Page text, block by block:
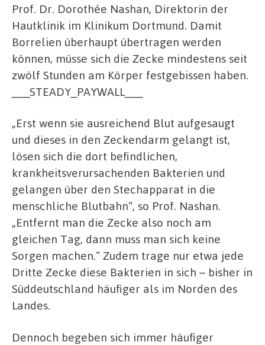
Prof. Dr. Dorothée Nashan, Direktorin der
Hautklinik im Klinikum Dortmund. Damit
Borrelien überhaupt übertragen werden
können, müsse sich die Zecke mindestens seit
zwölf Stunden am Körper festgebissen haben.
___STEADY_PAYWALL___
„Erst wenn sie ausreichend Blut aufgesaugt
und dieses in den Zeckendarm gelangt ist,
lösen sich die dort befindlichen,
krankheitsverursachenden Bakterien und
gelangen über den Stechapparat in die
menschliche Blutbahn“, so Prof. Nashan.
„Entfernt man die Zecke also noch am
gleichen Tag, dann muss man sich keine
Sorgen machen.“ Zudem trage nur etwa jede
Dritte Zecke diese Bakterien in sich – bisher in
Süddeutschland häufiger als im Norden des
Landes.
Dennoch begeben sich immer häufiger